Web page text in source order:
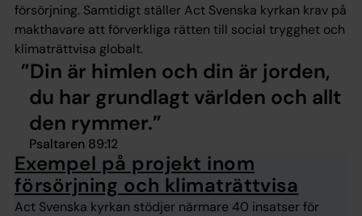
försörjning. Samtidigt ställer Act Svenska kyrkan krav på
makthavare att förverkliga rätten till social trygghet och
klimaträttvisa globalt.
Din är himlen och din är jorden,
du har grundlagt världen och allt
den rymmer.
Psaltaren 89:12
Exempel på projekt inom
försörjning och klimaträttvisa
Act Svenska kyrkan stödjer närmare 40 insatser för